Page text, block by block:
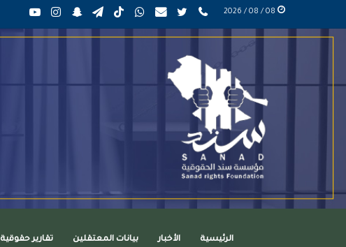
انستقرام سناب
تشات
تيلقرامTikTokواتساب mail تويتر
عربي
phone
الرئيسية الأخبار بيانات المعتقلين تقارير حقوقية